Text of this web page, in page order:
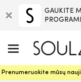
GAUKITE
Prenumeruokite mūsų